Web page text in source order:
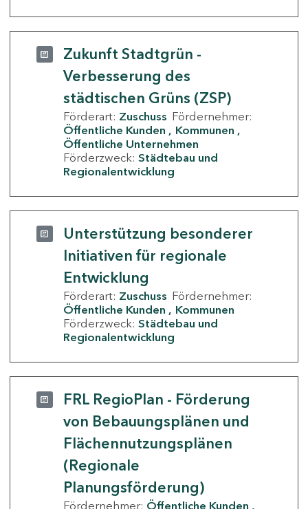
Zukunft Stadtgrün -
Verbesserung des
städtischen Grüns (ZSP)
Förderart: Zuschuss Fördernehmer:
Öffentliche Kunden
Kommunen
Öffentliche Unternehmen
Förderzweck: Städtebau und
Regionalentwicklung
Unterstützung besonderer
Initiativen für regionale
Entwicklung
Förderart: Zuschuss Fördernehmer:
Öffentliche Kunden
Kommunen
Förderzweck: Städtebau und
Regionalentwicklung
FRL RegioPlan - Förderung
von Bebauungsplänen und
Flächennutzungsplänen
(Regionale
Planungsförderung)
Fördernehmer: Öffentliche Kunden